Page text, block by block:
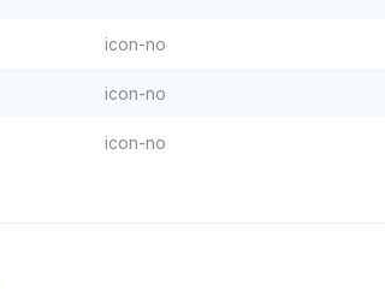
icon-no
icon-no
icon-no